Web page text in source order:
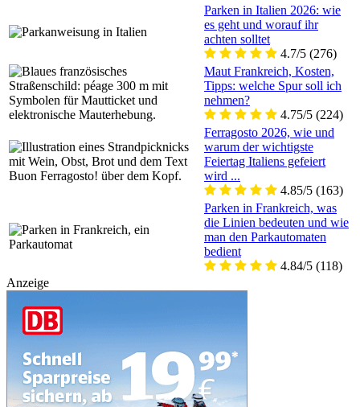
Parken in Italien 2026: wie
es geht und worauf ihr
achten solltet
4.7/5 (276)
Maut Frankreich, Kosten,
Tipps: welche Spur soll ich
nehmen?
4.75/5 (224)
Ferragosto 2026, wie und
warum der wichtigste
Feiertag Italiens gefeiert
wird ...
4.85/5 (163)
Parken in Frankreich, was
die Linien bedeuten und wie
man den Parkautomaten
bedient
4.84/5 (118)
Anzeige